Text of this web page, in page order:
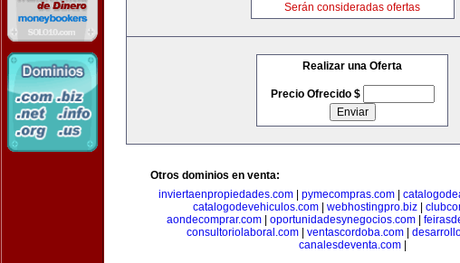
Serán consideradas ofertas
Realizar una Oferta
Precio Ofrecido $
Otros dominios en venta:
inviertaenpropiedades.com| pymecompras.com|
catalogodevehiculos.com| webhostingpro.biz|
aondecomprar.com
oportunidadesynegocios.com
consultoriolaboral.com
ventascordoba.com
canalesdeventa.com|